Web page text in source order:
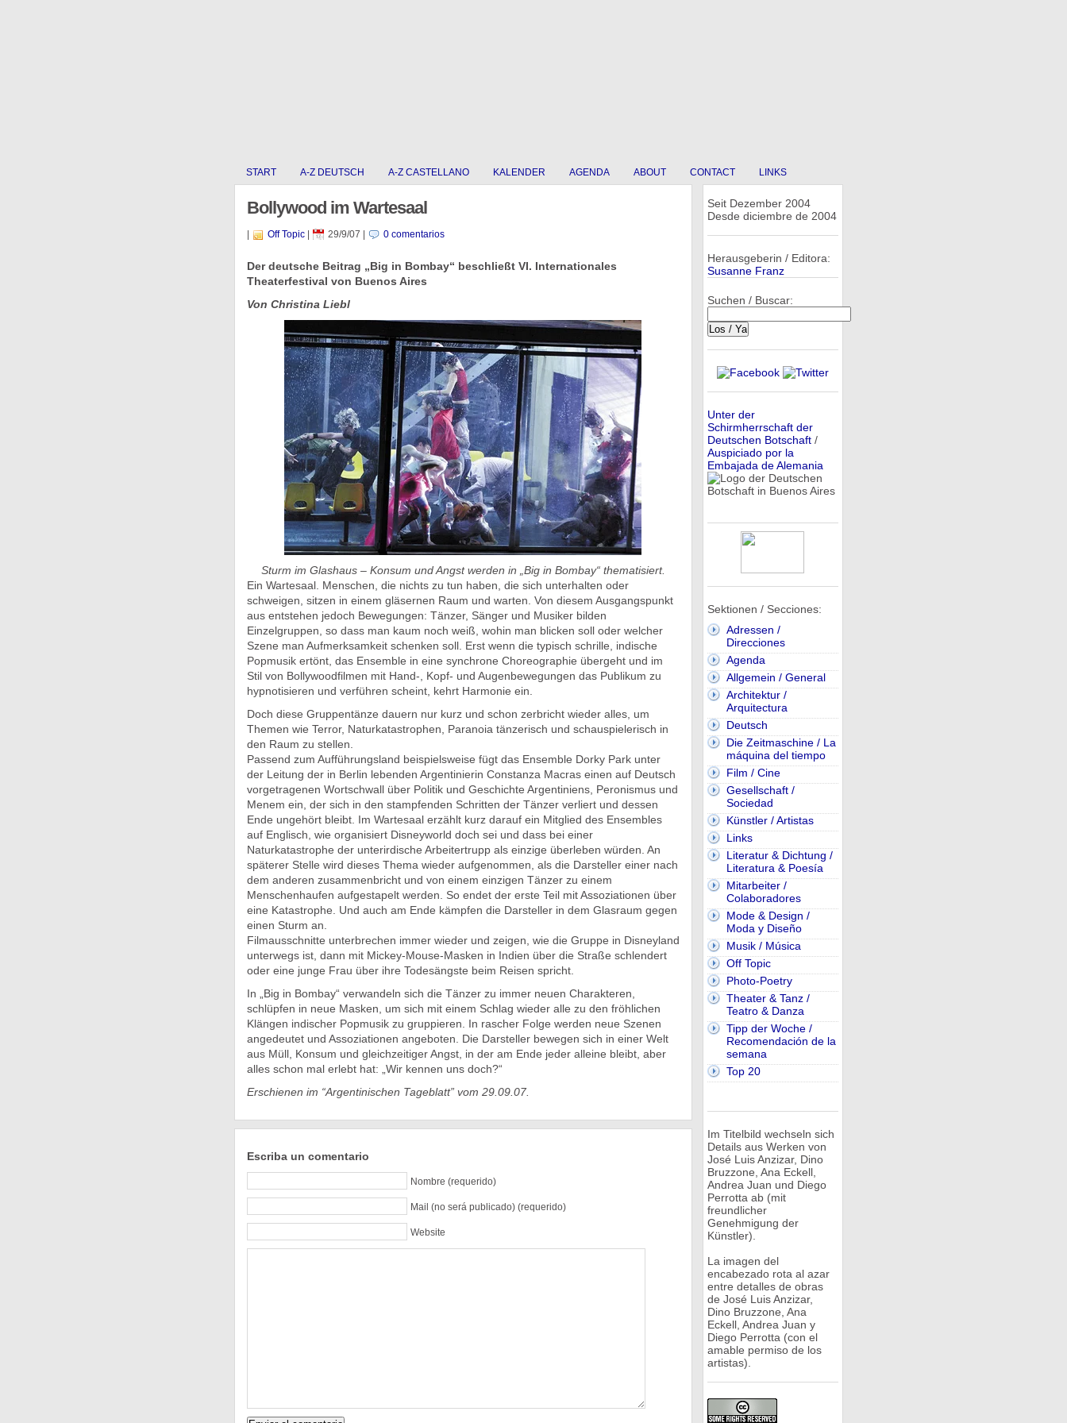
START A-Z DEUTSCH A-Z CASTELLANO KALENDER AGENDA ABOUT CONTACT LINKS
Bollywood im Wartesaal
Off Topic| 29/9/07 0 comentarios
Der deutsche Beitrag „Big in Bombay“ beschließt VI. Internationales
Theaterfestival von Buenos Aires
Von Christina Liebl
Sturm im Glashaus – Konsum und Angst werden in „Big in Bombay“ thematisiert.
Ein Wartesaal. Menschen, die nichts zu tun haben, die sich unterhalten oder
schweigen, sitzen in einem gläsernen Raum und warten. Von diesem Ausgangspunkt
aus entstehen jedoch Bewegungen: Tänzer, Sänger und Musiker bilden
Einzelgruppen, so dass man kaum noch weiß, wohin man blicken soll oder welcher
Szene man Aufmerksamkeit schenken soll. Erst wenn die typisch schrille, indische
Popmusik ertönt, das Ensemble in eine synchrone Choreographie übergeht und im
Stil von Bollywoodfilmen mit Hand-, Kopf- und Augenbewegungen das Publikum zu
hypnotisieren und verführen scheint, kehrt Harmonie ein.
Doch diese Gruppentänze dauern nur kurz und schon zerbricht wieder alles, um
Themen wie Terror, Naturkatastrophen, Paranoia tänzerisch und schauspielerisch in
den Raum zu stellen.
Passend zum Aufführungsland beispielsweise fügt das Ensemble Dorky Park unter
der Leitung der in Berlin lebenden Argentinierin Constanza Macras einen auf Deutsch
vorgetragenen Wortschwall über Politik und Geschichte Argentiniens, Peronismus und
Menem ein, der sich in den stampfenden Schritten der Tänzer verliert und dessen
Ende ungehört bleibt. Im Wartesaal erzählt kurz darauf ein Mitglied des Ensembles
auf Englisch, wie organisiert Disneyworld doch sei und dass bei einer
Naturkatastrophe der unterirdische Arbeitertrupp als einzige überleben würden. An
späterer Stelle wird dieses Thema wieder aufgenommen, als die Darsteller einer nach
dem anderen zusammenbricht und von einem einzigen Tänzer zu einem
Menschenhaufen aufgestapelt werden. So endet der erste Teil mit Assoziationen über
eine Katastrophe. Und auch am Ende kämpfen die Darsteller in dem Glasraum gegen
einen Sturm an.
Filmausschnitte unterbrechen immer wieder und zeigen, wie die Gruppe in Disneyland
unterwegs ist, dann mit Mickey-Mouse-Masken in Indien über die Straße schlendert
oder eine junge Frau über ihre Todesängste beim Reisen spricht.
In „Big in Bombay“ verwandeln sich die Tänzer zu immer neuen Charakteren,
schlüpfen in neue Masken, um sich mit einem Schlag wieder alle zu den fröhlichen
Klängen indischer Popmusik zu gruppieren. In rascher Folge werden neue Szenen
angedeutet und Assoziationen angeboten. Die Darsteller bewegen sich in einer Welt
aus Müll, Konsum und gleichzeitiger Angst, in der am Ende jeder alleine bleibt, aber
alles schon mal erlebt hat: „Wir kennen uns doch?“
Erschienen im “Argentinischen Tageblatt” vom 29.09.07.
Escriba un comentario
Nombre (requerido)
Mail (no será publicado) (requerido)
Website
Seit Dezember 2004
Desde diciembre de 2004
Herausgeberin / Editora:
Susanne Franz
Suchen / Buscar:
Unter der
Schirmherrschaft der
Deutschen Botschaft/
Auspiciado por la
Embajada de Alemania
Sektionen / Secciones:
Adressen /
Direcciones
Agenda
Allgemein / General
Architektur /
Arquitectura
Deutsch
Die Zeitmaschine / La
máquina del tiempo
Film / Cine
Gesellschaft /
Sociedad
Künstler / Artistas
Links
Literatur & Dichtung /
Literatura & Poesía
Mitarbeiter /
Colaboradores
Mode & Design /
Moda y Diseño
Musik / Música
Off Topic
Photo-Poetry
Theater & Tanz /
Teatro & Danza
Tipp der Woche /
Recomendación de la
semana
Top 20
Im Titelbild wechseln sich
Details aus Werken von
José Luis Anzizar, Dino
Bruzzone, Ana Eckell,
Andrea Juan und Diego
Perrotta ab (mit
freundlicher
Genehmigung der
Künstler).
La imagen del
encabezado rota al azar
entre detalles de obras
de José Luis Anzizar,
Dino Bruzzone, Ana
Eckell, Andrea Juan y
Diego Perrotta (con el
amable permiso de los
artistas).